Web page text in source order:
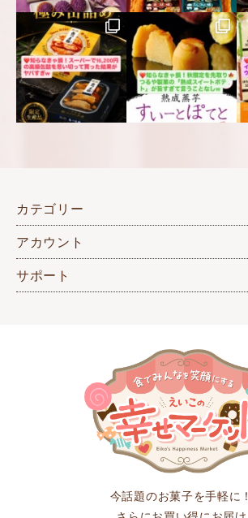
カテゴリー
アカウント
サポート
今話題のお菓子を手軽に！